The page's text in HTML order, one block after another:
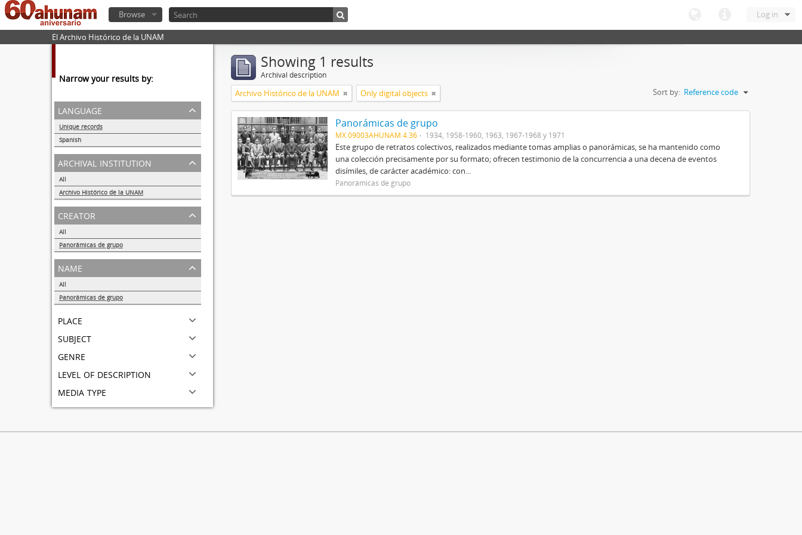
Log in
Browse
El Archivo Histórico de la UNAM
Narrow your results by:
language
Unique records
Spanish
1
archival institution
All
Archivo Histórico de la UNAM
1
creator
All
Panorámicas de grupo
1
name
All
Panorámicas de grupo
place
subject
genre
level of description
media type
Showing 1 results
Archival description
Archivo Histórico de la UNAM Only digital objects Sort by: Reference code
Panorámicas de grupo
MX 09003AHUNAM 4.36 1934, 1958-1960, 1963, 1967-1968 y 1971
Este grupo de retratos colectivos, realizados mediante tomas amplias o panorámicas, se ha mantenido como
una colección precisamente por su formato; ofrecen testimonio de la concurrencia a una decena de eventos
disímiles, de carácter académico: con...
Panorámicas de grupo